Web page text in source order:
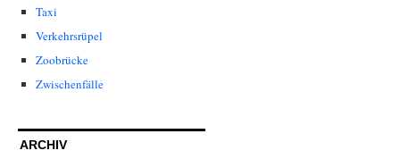
Taxi
Verkehrsrüpel
Zoobrücke
Zwischenfälle
ARCHIV